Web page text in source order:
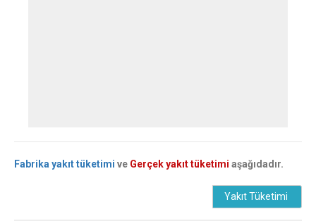
Fabrika yakıt tüketimi ve Gerçek yakıt tüketimi aşağıdadır.
Yakıt Tüketimi